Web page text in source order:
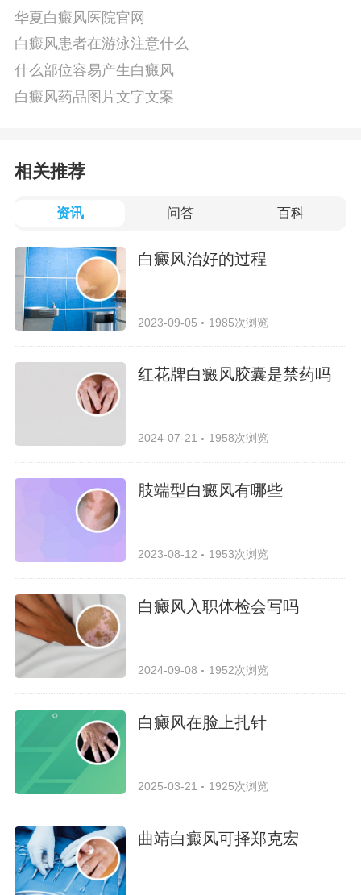
华夏白癜风医院官网
白癜风患者在游泳注意什么
什么部位容易产生白癜风
白癜风药品图片文字文案
相关推荐
资讯 问答 百科
白癜风治好的过程
2023-09-05 1985次浏览
红花牌白癜风胶囊是禁药吗
2024-07-21 1958次浏览
肢端型白癜风有哪些
2023-08-12 1953次浏览
白癜风入职体检会写吗
2024-09-08 1952次浏览
白癜风在脸上扎针
2025-03-21 1925次浏览
曲靖白癜风可择郑克宏